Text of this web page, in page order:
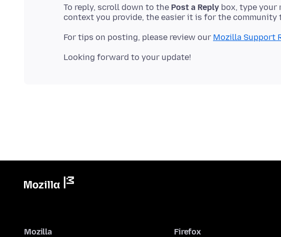
To reply, scroll down to the Post a Reply box, type your
For tips on posting, please review our Mozilla Support
Mozilla Firefox